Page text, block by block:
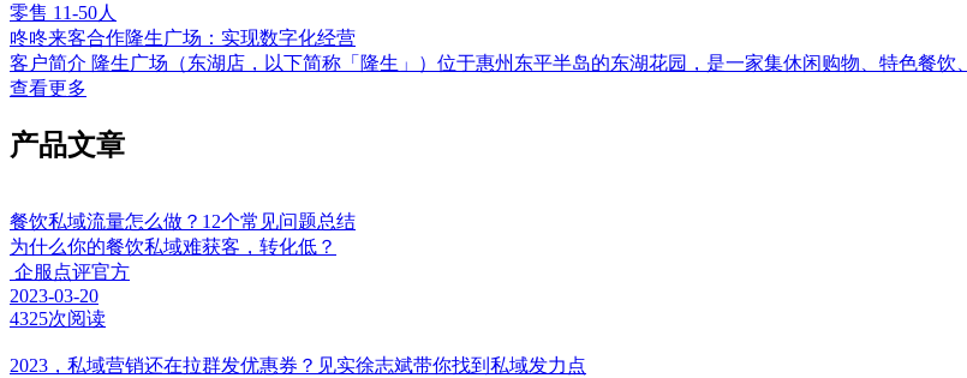
零售 11-50人
咚咚来客合作隆生广场：实现数字化经营
客户简介 隆生广场（东湖店，以下简称「隆生」）位于惠州东平半岛的东湖花园，是一家集休闲购物、特色餐
查看更多
产品文章
餐饮私域流量怎么做？12个常见问题总结
为什么你的餐饮私域难获客，转化低？
企服点评官方
2023-03-20
4325次阅读
2023，私域营销还在拉群发优惠券？见实徐志斌带你找到私域发力点